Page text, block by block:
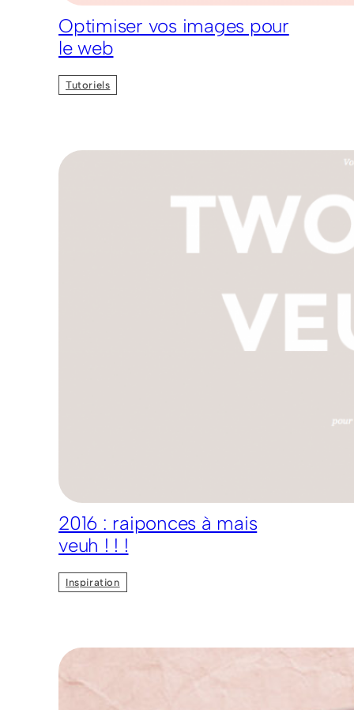
Optimiser vos images pour
le web
Tutoriels
2016 : raiponces à mais
veuh ! ! !
Inspiration